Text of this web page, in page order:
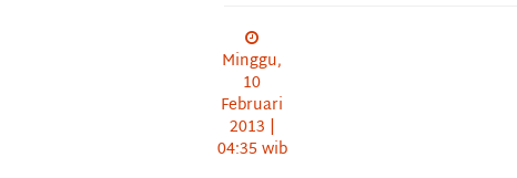
Minggu,
10
Februari
2013 |
04:35 wib